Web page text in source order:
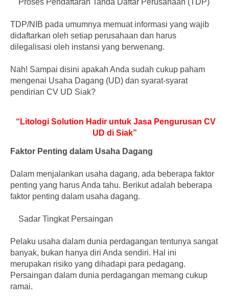
TDP/NIB pada umumnya memuat informasi yang wajib
didaftarkan oleh setiap perusahaan dan harus
dilegalisasi oleh instansi yang berwenang.
Nah! Sampai disini apakah Anda sudah cukup paham
mengenai Usaha Dagang (UD) dan syarat-syarat
pendirian CV UD Siak?
“Litologi Solution Hadir untuk Jasa Pengurusan CV
UD di Siak”
Faktor Penting dalam Usaha Dagang
Dalam menjalankan usaha dagang, ada beberapa faktor
penting yang harus Anda tahu. Berikut adalah beberapa
faktor penting dalam usaha dagang.
Sadar Tingkat Persaingan
Pelaku usaha dalam dunia perdagangan tentunya sangat
banyak, bukan hanya diri Anda sendiri. Hal ini
merupakan risiko yang dihadapi para pedagang.
Persaingan dalam dunia perdagangan memang cukup
ramai.